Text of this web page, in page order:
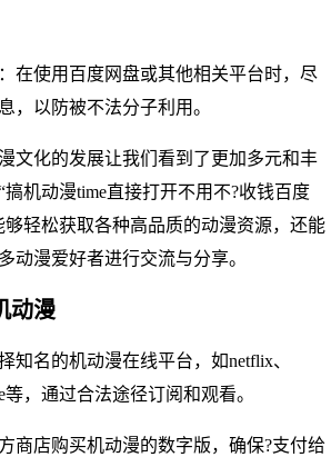
在使用百度网盘或其他相关平台时，尽
，以防被不法分子利用。
文化的发展让我们看到了更加多元和丰
机动漫time直接打开不用不?收钱百度
够轻松获取各种高品质的动漫资源，还能
动漫爱好者进行交流与分享。
动漫
知名的机动漫在线平台，如netflix、
等，通过合法途径订阅和观看。
商店购买机动漫的数字版，确保?支付给